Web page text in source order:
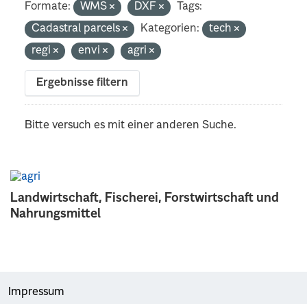
Landwirtschaft, Fischerei, Forstwirtschaft und
Nahrungsmittel
Formate: WMS DXF
Tags:
Cadastral parcels
Kategorien:
tech
regi
envi agri
Ergebnisse filtern
Bitte versuch es mit einer anderen Suche.
Impressum